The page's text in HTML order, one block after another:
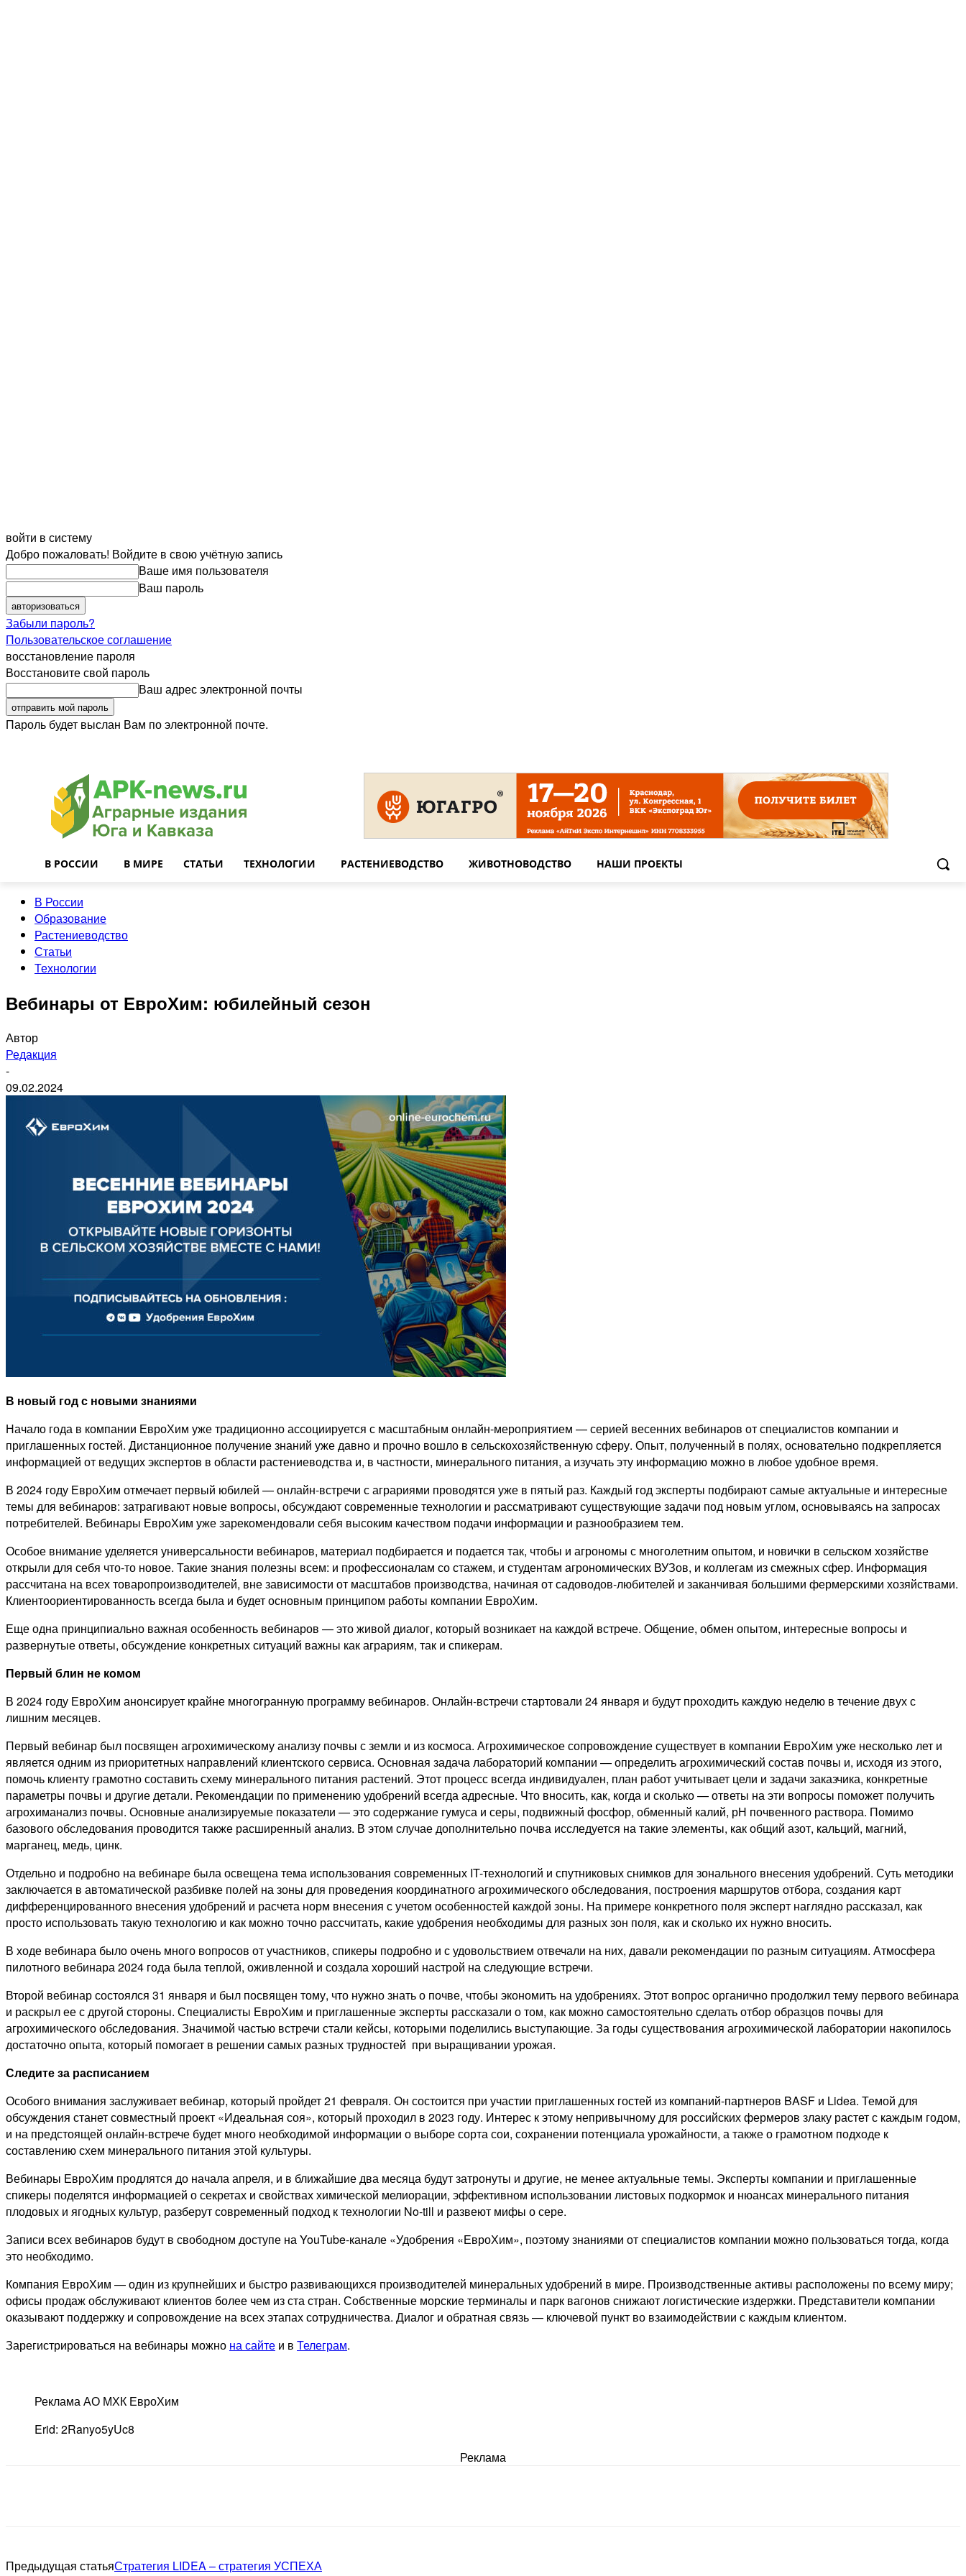
войти в систему
Добро пожаловать! Войдите в свою учётную запись
Ваше имя пользователя
Ваш пароль
Забыли пароль?
Пользовательское соглашение
восстановление пароля
Восстановите свой пароль
Ваш адрес электронной почты
Пароль будет выслан Вам по электронной почте.
В РОССИИ В МИРЕ СТАТЬИ ТЕХНОЛОГИИ РАСТЕНИЕВОДСТВО ЖИВОТНОВОДСТВО НАШИ ПРОЕКТЫ
В России
Образование
Растениеводство
Статьи
Технологии
Вебинары от ЕвроХим: юбилейный сезон
Автор
Редакция
-
09.02.2024
В новый год с новыми знаниями
Начало года в компании ЕвроХим уже традиционно ассоциируется с масштабным онлайн-мероприятием — серией весенних вебинаров от специалистов компании и
приглашенных гостей. Дистанционное получение знаний уже давно и прочно вошло в сельскохозяйственную сферу. Опыт, полученный в полях, основательно подкрепляется
информацией от ведущих экспертов в области растениеводства и, в частности, минерального питания, а изучать эту информацию можно в любое удобное время.
В 2024 году ЕвроХим отмечает первый юбилей — онлайн-встречи с аграриями проводятся уже в пятый раз. Каждый год эксперты подбирают самые актуальные и интересные
темы для вебинаров: затрагивают новые вопросы, обсуждают современные технологии и рассматривают существующие задачи под новым углом, основываясь на запросах
потребителей. Вебинары ЕвроХим уже зарекомендовали себя высоким качеством подачи информации и разнообразием тем.
Особое внимание уделяется универсальности вебинаров, материал подбирается и подается так, чтобы и агрономы с многолетним опытом, и новички в сельском хозяйстве
открыли для себя что-то новое. Такие знания полезны всем: и профессионалам со стажем, и студентам агрономических ВУЗов, и коллегам из смежных сфер. Информация
рассчитана на всех товаропроизводителей, вне зависимости от масштабов производства, начиная от садоводов-любителей и заканчивая большими фермерскими хозяйствами.
Клиентоориентированность всегда была и будет основным принципом работы компании ЕвроХим.
Еще одна принципиально важная особенность вебинаров — это живой диалог, который возникает на каждой встрече. Общение, обмен опытом, интересные вопросы и
развернутые ответы, обсуждение конкретных ситуаций важны как аграриям, так и спикерам.
Первый блин не комом
В 2024 году ЕвроХим анонсирует крайне многогранную программу вебинаров. Онлайн-встречи стартовали 24 января и будут проходить каждую неделю в течение двух с
лишним месяцев.
Первый вебинар был посвящен агрохимическому анализу почвы с земли и из космоса. Агрохимическое сопровождение существует в компании ЕвроХим уже несколько лет и
является одним из приоритетных направлений клиентского сервиса. Основная задача лабораторий компании — определить агрохимический состав почвы и, исходя из этого,
помочь клиенту грамотно составить схему минерального питания растений. Этот процесс всегда индивидуален, план работ учитывает цели и задачи заказчика, конкретные
параметры почвы и другие детали. Рекомендации по применению удобрений всегда адресные. Что вносить, как, когда и сколько — ответы на эти вопросы поможет получить
агрохиманализ почвы. Основные анализируемые показатели — это содержание гумуса и серы, подвижный фосфор, обменный калий, рН почвенного раствора. Помимо
базового обследования проводится также расширенный анализ. В этом случае дополнительно почва исследуется на такие элементы, как общий азот, кальций, магний,
марганец, медь, цинк.
Отдельно и подробно на вебинаре была освещена тема использования современных IT-технологий и спутниковых снимков для зонального внесения удобрений. Суть методики
заключается в автоматической разбивке полей на зоны для проведения координатного агрохимического обследования, построения маршрутов отбора, создания карт
дифференцированного внесения удобрений и расчета норм внесения с учетом особенностей каждой зоны. На примере конкретного поля эксперт наглядно рассказал, как
просто использовать такую технологию и как можно точно рассчитать, какие удобрения необходимы для разных зон поля, как и сколько их нужно вносить.
В ходе вебинара было очень много вопросов от участников, спикеры подробно и с удовольствием отвечали на них, давали рекомендации по разным ситуациям. Атмосфера
пилотного вебинара 2024 года была теплой, оживленной и создала хороший настрой на следующие встречи.
Второй вебинар состоялся 31 января и был посвящен тому, что нужно знать о почве, чтобы экономить на удобрениях. Этот вопрос органично продолжил тему первого вебинара
и раскрыл ее с другой стороны. Специалисты ЕвроХим и приглашенные эксперты рассказали о том, как можно самостоятельно сделать отбор образцов почвы для
агрохимического обследования. Значимой частью встречи стали кейсы, которыми поделились выступающие. За годы существования агрохимической лаборатории накопилось
достаточно опыта, который помогает в решении самых разных трудностей при выращивании урожая.
Следите за расписанием
Особого внимания заслуживает вебинар, который пройдет 21 февраля. Он состоится при участии приглашенных гостей из компаний-партнеров BASF и Lidea. Темой для
обсуждения станет совместный проект «Идеальная соя», который проходил в 2023 году. Интерес к этому непривычному для российских фермеров злаку растет с каждым годом,
и на предстоящей онлайн-встрече будет много необходимой информации о выборе сорта сои, сохранении потенциала урожайности, а также о грамотном подходе к
составлению схем минерального питания этой культуры.
Вебинары ЕвроХим продлятся до начала апреля, и в ближайшие два месяца будут затронуты и другие, не менее актуальные темы. Эксперты компании и приглашенные
спикеры поделятся информацией о секретах и свойствах химической мелиорации, эффективном использовании листовых подкормок и нюансах минерального питания
плодовых и ягодных культур, разберут современный подход к технологии No-till и развеют мифы о сере.
Записи всех вебинаров будут в свободном доступе на YouTube-канале «Удобрения «ЕвроХим», поэтому знаниями от специалистов компании можно пользоваться тогда, когда
это необходимо.
Компания ЕвроХим — один из крупнейших и быстро развивающихся производителей минеральных удобрений в мире. Производственные активы расположены по всему миру;
офисы продаж обслуживают клиентов более чем из ста стран. Собственные морские терминалы и парк вагонов снижают логистические издержки. Представители компании
оказывают поддержку и сопровождение на всех этапах сотрудничества. Диалог и обратная связь — ключевой пункт во взаимодействии с каждым клиентом.
Зарегистрироваться на вебинары можно на сайте и в Телеграм.
Реклама АО МХК ЕвроХим
Erid: 2Ranyo5yUc8
Реклама
Предыдущая статьяСтратегия LIDEA – стратегия УСПЕХА